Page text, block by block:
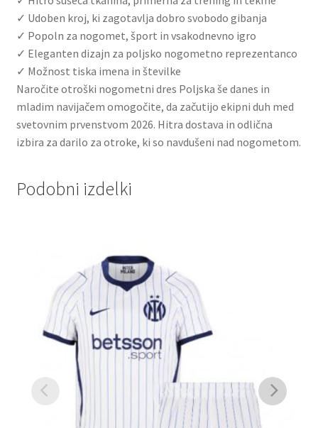
✓ Udoben kroj, ki zagotavlja dobro svobodo gibanja
✓ Popoln za nogomet, šport in vsakodnevno igro
✓ Eleganten dizajn za poljsko nogometno reprezentanco
✓ Možnost tiska imena in številke
Naročite otroški nogometni dres Poljska še danes in
mladim navijačem omogočite, da začutijo ekipni duh med
svetovnim prvenstvom 2026. Hitra dostava in odlična
izbira za darilo za otroke, ki so navdušeni nad nogometom.
Podobni izdelki